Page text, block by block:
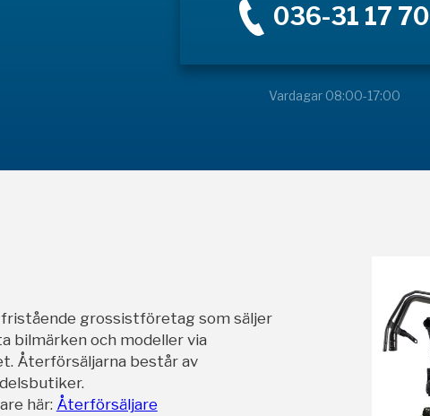
036-31 17 70
Vardagar 08:00-17:00
grossistföretag som säljer
bilmärken och modeller via
Återförsäljarna består av
här: Återförsäljare